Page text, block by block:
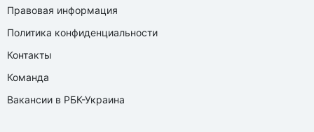
Правовая информация
Политика конфиденциальности
Контакты
Команда
Вакансии в РБК-Украина